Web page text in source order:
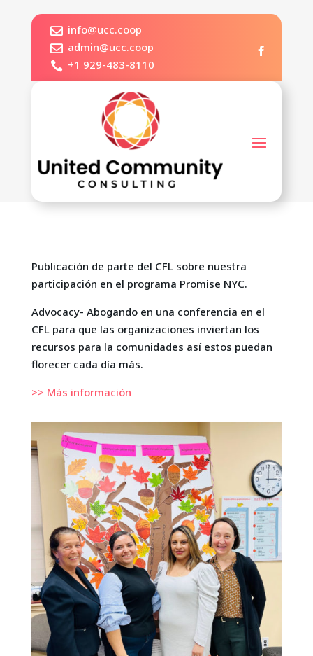
 info@ucc.coop
 admin@ucc.coop
 +1 929-483-8110
Publicación de parte del CFL sobre nuestra
participación en el programa Promise NYC.
Advocacy- Abogando en una conferencia en el
CFL para que las organizaciones inviertan los
recursos para la comunidades así estos puedan
florecer cada día más.
>> Más información